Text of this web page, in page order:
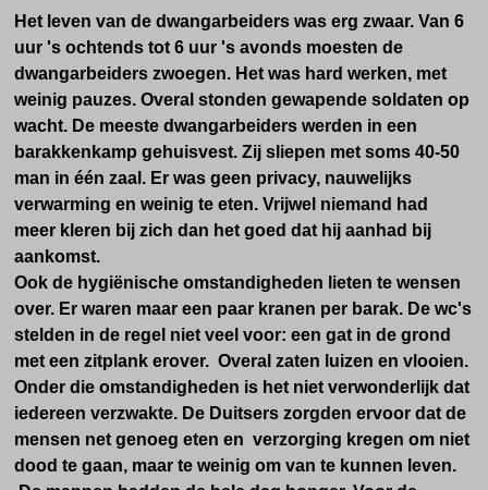
Het leven van de dwangarbeiders was erg zwaar. Van 6
uur 's ochtends tot 6 uur 's avonds moesten de
dwangarbeiders zwoegen. Het was hard werken, met
weinig pauzes. Overal stonden gewapende soldaten op
wacht. De meeste dwangarbeiders werden in een
barakkenkamp gehuisvest. Zij sliepen met soms 40-50
man in één zaal. Er was geen privacy, nauwelijks
verwarming en weinig te eten. Vrijwel niemand had
meer kleren bij zich dan het goed dat hij aanhad bij
aankomst.
Ook de hygiënische omstandigheden lieten te wensen
over. Er waren maar een paar kranen per barak. De wc's
stelden in de regel niet veel voor: een gat in de grond
met een zitplank erover. Overal zaten luizen en vlooien.
Onder die omstandigheden is het niet verwonderlijk dat
iedereen verzwakte. De Duitsers zorgden ervoor dat de
mensen net genoeg eten en verzorging kregen om niet
dood te gaan, maar te weinig om van te kunnen leven.